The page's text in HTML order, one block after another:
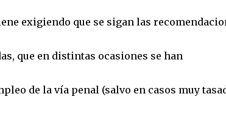
exigiendo que se sigan las
que en distintas ocasiones se han
de la vía penal (salvo en casos muy